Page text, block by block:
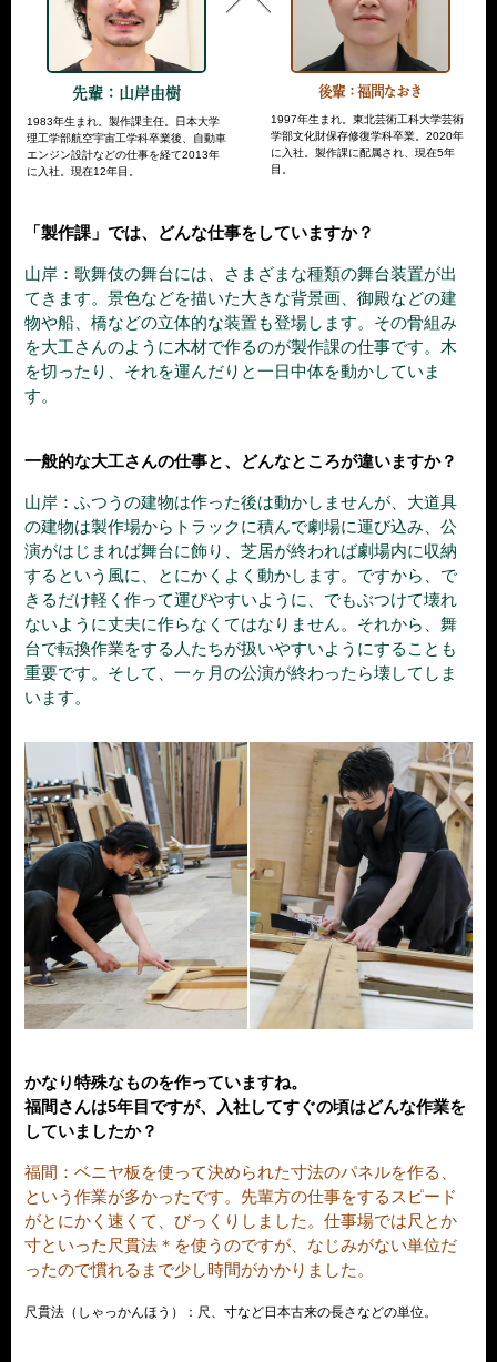
先輩：山岸由樹
1983年生まれ。製作課主任。日本大学
理工学部航空宇宙工学科卒業後、自動車
エンジン設計などの仕事を経て2013年
に入社。現在12年目。
後輩：福間なおき
1997年生まれ。東北芸術工科大学芸術
学部文化財保存修復学科卒業。2020年
に入社。製作課に配属され、現在5年
目。
「製作課」では、どんな仕事をしていますか？
山岸：歌舞伎の舞台には、さまざまな種類の舞台装置が出
てきます。景色などを描いた大きな背景画、御殿などの建
物や船、橋などの立体的な装置も登場します。その骨組み
を大工さんのように木材で作るのが製作課の仕事です。木
を切ったり、それを運んだりと一日中体を動かしていま
す。
一般的な大工さんの仕事と、どんなところが違いますか？
山岸：ふつうの建物は作った後は動かしませんが、大道具
の建物は製作場からトラックに積んで劇場に運び込み、公
演がはじまれば舞台に飾り、芝居が終われば劇場内に収納
するという風に、とにかくよく動かします。ですから、で
きるだけ軽く作って運びやすいように、でもぶつけて壊れ
ないように丈夫に作らなくてはなりません。それから、舞
台で転換作業をする人たちが扱いやすいようにすることも
重要です。そして、一ヶ月の公演が終わったら壊してしま
います。
かなり特殊なものを作っていますね。
福間さんは5年目ですが、入社してすぐの頃はどんな作業を
していましたか？
福間：ベニヤ板を使って決められた寸法のパネルを作る、
という作業が多かったです。先輩方の仕事をするスピード
がとにかく速くて、びっくりしました。仕事場では尺とか
寸といった尺貫法＊を使うのですが、なじみがない単位だ
ったので慣れるまで少し時間がかかりました。
尺貫法（しゃっかんほう）：尺、寸など日本古来の長さなどの単位。